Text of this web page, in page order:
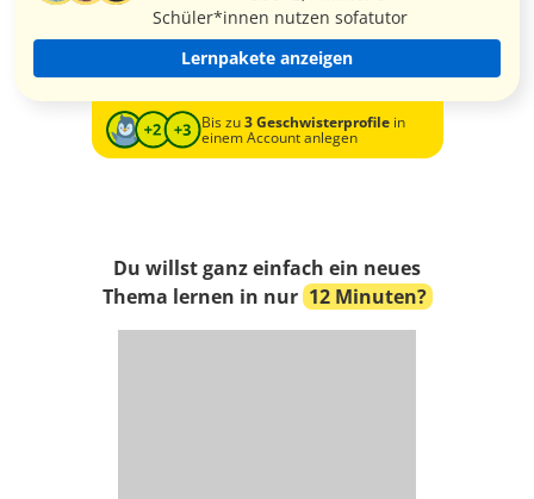
Schüler*innen nutzen sofatutor
Lernpakete anzeigen
Bis zu3 Geschwisterprofilein
einem Account anlegen
Du willst ganz einfach ein neues
Thema lernen in nur 12 Minuten?